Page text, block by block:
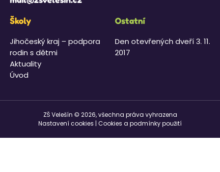
Školy
Jihočeský kraj – podpora
rodin s dětmi
Aktuality
Úvod
Ostatní
Den otevřených dveří 3. 11.
2017
ZŠ Velešín © 2026, všechna práva vyhrazena
Nastavení cookies Cookies a podmínky použití